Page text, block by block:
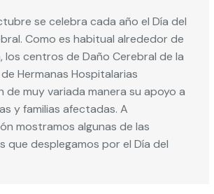
se celebra cada año el Día del
Como es habitual alrededor de
los centros de Daño Cerebral de la
Hermanas Hospitalarias
de muy variada manera su apoyo a
y familias afectadas. A
mostramos algunas de las
que desplegamos por el Día del